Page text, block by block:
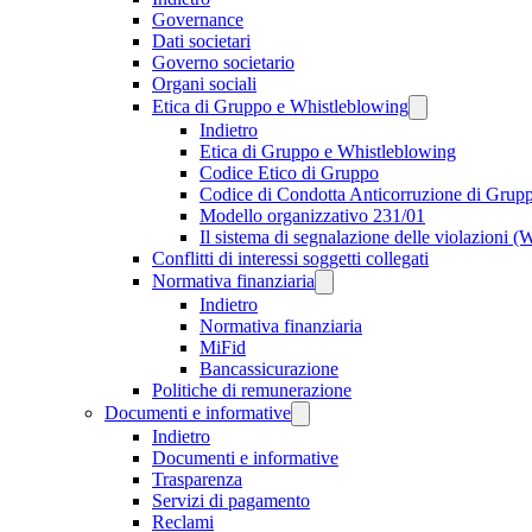
Governance
Dati societari
Governo societario
Organi sociali
Etica di Gruppo e Whistleblowing
Indietro
Etica di Gruppo e Whistleblowing
Codice Etico di Gruppo
Codice di Condotta Anticorruzione di
Modello organizzativo 231/01
Il sistema di segnalazione delle violazioni
Conflitti di interessi soggetti collegati
Normativa finanziaria
Indietro
Normativa finanziaria
MiFid
Bancassicurazione
Politiche di remunerazione
Documenti e informative
Indietro
Documenti e informative
Trasparenza
Servizi di pagamento
Reclami